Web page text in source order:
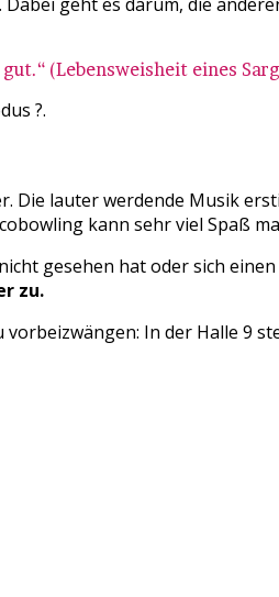
(Lebensweisheit eines
?.
Die lauter werdende Musik
kann sehr viel Spaß
gesehen hat oder sich
zu.
In der Halle 9